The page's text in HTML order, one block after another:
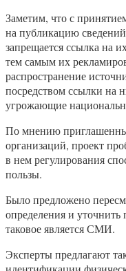
Заметим, что с
на публикацию
запрещается ссылка на
тем самым их
распространение
посредством ссылки на
угрожающие
По мнению
организаций, проект
в нем регулирования
пользы.
Было предложено
определения и уточнить
таковое является СМИ.
Эксперты предлагают